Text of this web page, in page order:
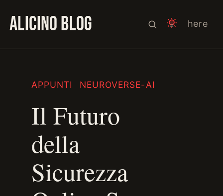
ALICINO BLOG here
APPUNTI NEUROVERSE-AI
Il Futuro
della
Sicurezza